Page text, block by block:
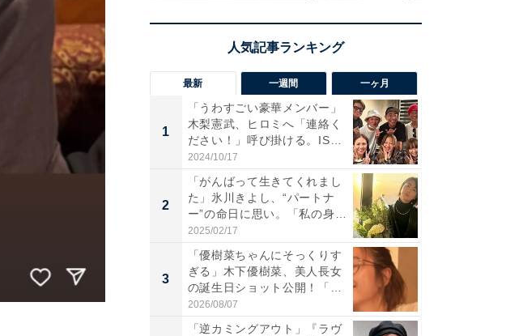
最新 一週間 一ヶ月
1
「うわすごい豪華メンバー」
木梨憲武、ヒロミへ「連絡く
ださい！」呼び掛ける。IS
S...
2024/10/17
2
「がんばって生きてくれまし
た」氷川きよし、“パートナ
ー”の命日に思い。「私の身
体...
2025/02/17
3
「優樹菜ちゃんにそっくりす
ぎる」木下優樹菜、美人長女
の誕生日ショット公開！「1
4...
2026/08/07
「逆カミングアウト」『ラヴ